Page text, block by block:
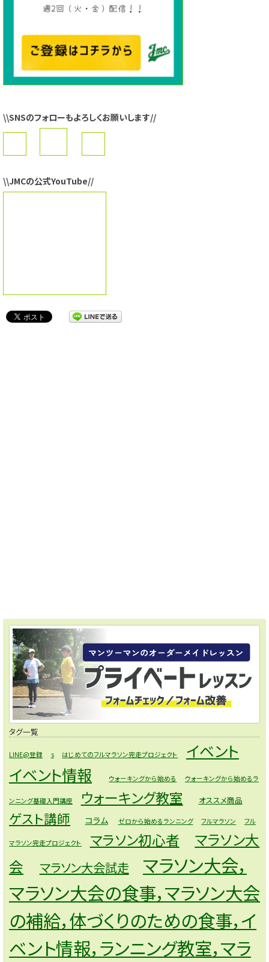
\\SNSのフォローもよろしくお願いします//
\\JMCの公式YouTube//
タグ一覧
LINE@登録 s はじめてのフルマラソン完走プロジェクト
イベント
イベント情報
ウォーキングから始める ウォーキングから始めるラ
ンニング基礎入門講座 ウォーキング教室 オススメ商品
ゲスト講師 コラム ゼロから始めるランニング フルマラソン フル
マラソン完走プロジェクト マラソン初心者
マラソン大
会
マラソン大会試走
マラソン大会，
マラソン大会の食事，マラソン大会
の補給，体づくりのための食事，イ
ベント情報，ランニング教室，マラ